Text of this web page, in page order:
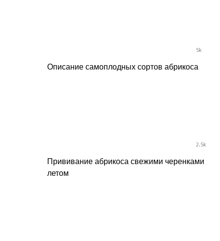
5k
Описание самоплодных сортов абрикоса
2.5k
Прививание абрикоса свежими черенками
летом